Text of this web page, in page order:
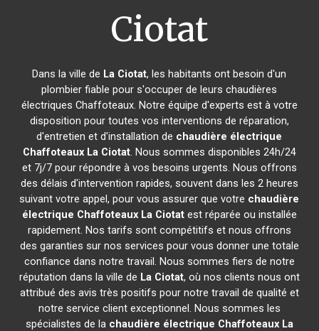
Ciotat
Dans la ville de La Ciotat, les habitants ont besoin d'un
plombier fiable pour s'occuper de leurs chaudières
électriques Chaffoteaux. Notre équipe d'experts est à votre
disposition pour toutes vos interventions de réparation,
d'entretien et d'installation de chaudière électrique
Chaffoteaux La Ciotat. Nous sommes disponibles 24h/24
et 7j/7 pour répondre à vos besoins urgents. Nous offrons
des délais d'intervention rapides, souvent dans les 2 heures
suivant votre appel, pour vous assurer que votre chaudière
électrique Chaffoteaux La Ciotatest réparée ou installée
rapidement. Nos tarifs sont compétitifs et nous offrons
des garanties sur nos services pour vous donner une totale
confiance dans notre travail. Nous sommes fiers de notre
réputation dans la ville de La Ciotat, où nos clients nous ont
attribué des avis très positifs pour notre travail de qualité et
notre service client exceptionnel. Nous sommes les
spécialistes de la chaudière électrique Chaffoteaux La